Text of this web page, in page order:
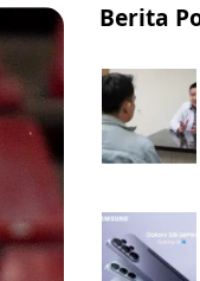
Berita